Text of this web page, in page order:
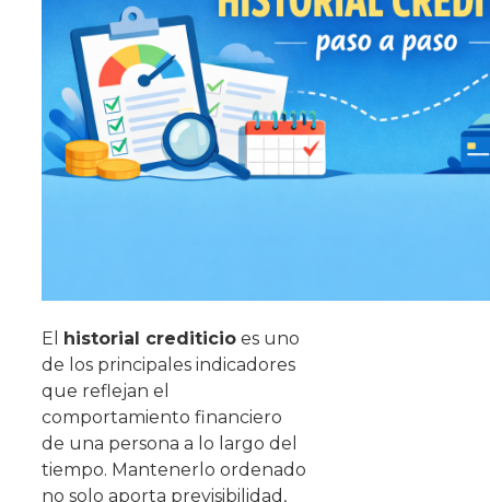
El historial crediticio es uno
de los principales indicadores
que reflejan el
comportamiento financiero
de una persona a lo largo del
tiempo. Mantenerlo ordenado
no solo aporta previsibilidad,